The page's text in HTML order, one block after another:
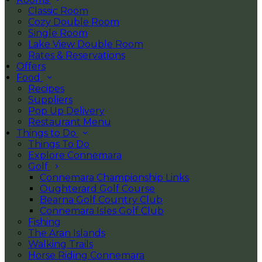
Classic Room
Cozy Double Room
Single Room
Lake View Double Room
Rates & Reservations
Offers
Food
Recipes
Suppliers
Pop Up Delivery
Restaurant Menu
Things to Do
Things To Do
Explore Connemara
Golf
Connemara Championship Links
Oughterard Golf Course
Bearna Golf Country Club
Connemara Isles Golf Club
Fishing
The Aran Islands
Walking Trails
Horse Riding Connemara